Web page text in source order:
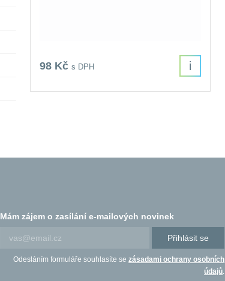
98 Kč s DPH i
Mám zájem o zasílání e-mailových novinek
Přihlásit se
Odesláním formuláře souhlasíte sezásadami ochrany osobních
údajů